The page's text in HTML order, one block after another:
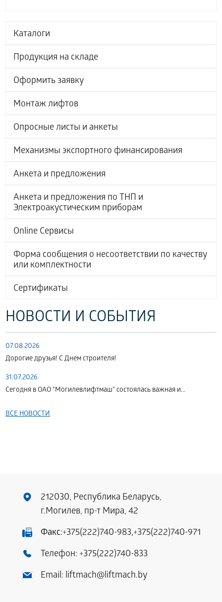
Каталоги
Продукция на складе
Оформить заявку
Монтаж лифтов
Опросные листы и анкеты
Механизмы экспортного финансирования
Анкета и предложения
Анкета и предложения по ТНП и
Электроакустическим приборам
Online Сервисы
Форма сообщения о несоответствии по качеству
или комплектности
Сертификаты
НОВОСТИ И СОБЫТИЯ
07.08.2026
Дорогие друзья! С Днем строителя!
31.07.2026
Сегодня в ОАО "Могилевлифтмаш" состоялась важная и...
ВСЕ НОВОСТИ
автоматические, горизонтально-раздвижные,
Р1 - двери шахты одностворчатые,
полуавтоматические, распашные, ручного
открывания.
212030, Республика Беларусь,
г.Могилев, пр-т Мира, 42
Факс:+375(222)740-983,+375(222)740-971
Телефон: +375(222)740-833
Email: liftmach@liftmach.by